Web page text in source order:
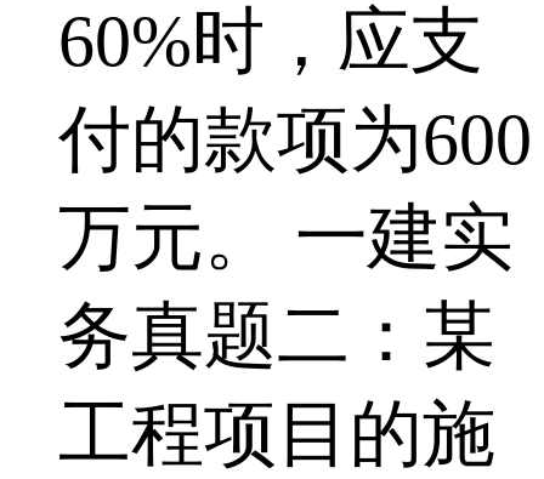
60%时，应支
付的款项为600
万元。 一建实
务真题二：某
工程项目的施